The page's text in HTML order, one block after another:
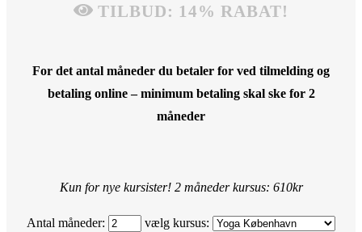
TILBUD: 14% RABAT!
For det antal måneder du betaler for ved tilmelding og
betaling online – minimum betaling skal ske for 2
måneder
Kun for nye kursister! 2 måneder kursus: 610kr
Antal måneder: vælg kursus: